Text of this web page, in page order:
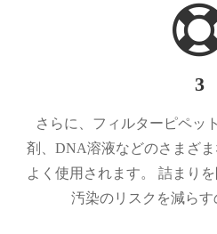
3
さらに、フィルターピペッ
剤、DNA溶液などのさまざ
よく使用されます。 詰まり
汚染のリスクを減らす